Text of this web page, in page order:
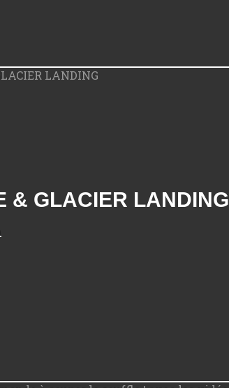
& GLACIER LANDING